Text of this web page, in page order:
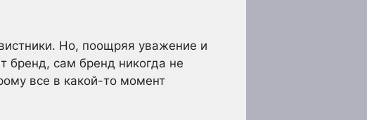
Но, поощряя уважение и
бренд, сам бренд никогда не
все в какой-то момент